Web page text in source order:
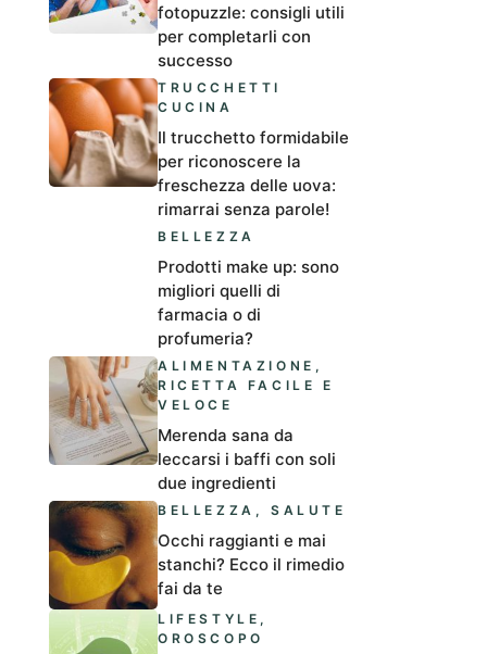
fotopuzzle: consigli utili
per completarli con
successo
TRUCCHETTI
CUCINA
Il trucchetto formidabile
per riconoscere la
freschezza delle uova:
rimarrai senza parole!
BELLEZZA
Prodotti make up: sono
migliori quelli di
farmacia o di
profumeria?
ALIMENTAZIONE ,
RICETTA FACILE E
VELOCE
Merenda sana da
leccarsi i baffi con soli
due ingredienti
BELLEZZA ,SALUTE
Occhi raggianti e mai
stanchi? Ecco il rimedio
fai da te
LIFESTYLE ,
OROSCOPO